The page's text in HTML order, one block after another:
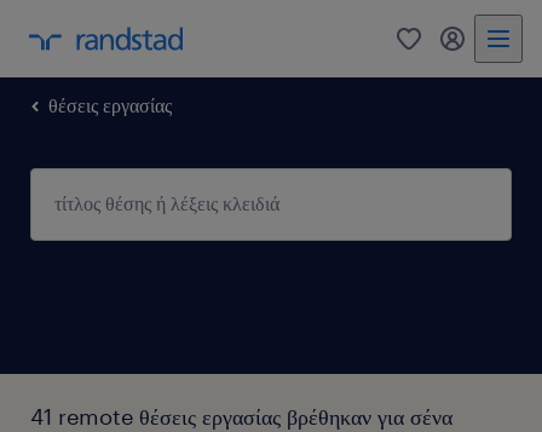
0 my
θέσεις εργασίας
41 remote θέσεις εργασίας βρέθηκαν για σένα